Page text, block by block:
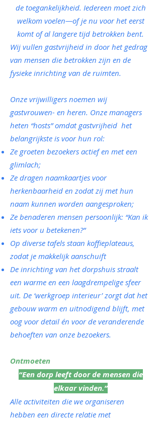
de toegankelijkheid. Iedereen moet zich
welkom voelen—of je nu voor het eerst
komt of al langere tijd betrokken bent.
Wij vullen gastvrijheid in door het gedrag
van mensen die betrokken zijn en de
fysieke inrichting van de ruimten.
Onze vrijwilligers noemen wij
gastvrouwen- en heren. Onze managers
heten “hosts” omdat gastvrijheid het
belangrijkste is voor hun rol:
Ze groeten bezoekers actief en met een
glimlach;
Ze dragen naamkaartjes voor
herkenbaarheid en zodat zij met hun
naam kunnen worden aangesproken;
Ze benaderen mensen persoonlijk: “Kan ik
iets voor u betekenen?”
Op diverse tafels staan koffieplateaus,
zodat je makkelijk aanschuift
De inrichting van het dorpshuis straalt
een warme en een laagdrempelige sfeer
uit. De ‘werkgroep interieur’ zorgt dat het
gebouw warm en uitnodigend blijft, met
oog voor detail én voor de veranderende
behoeften van onze bezoekers.
Ontmoeten
“Een dorp leeft door de mensen die
elkaar vinden.”
Alle activiteiten die we organiseren
hebben een directe relatie met